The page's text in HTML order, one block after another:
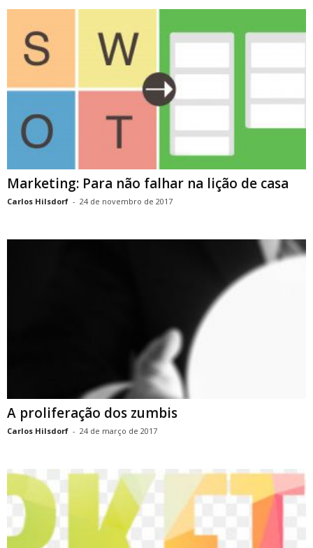
Marketing: Para não falhar na lição de casa
Carlos Hilsdorf - 24 de novembro de 2017
A proliferação dos zumbis
Carlos Hilsdorf - 24 de março de 2017